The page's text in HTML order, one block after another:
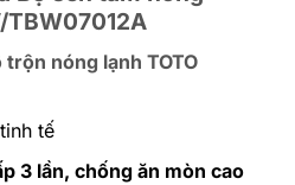
TBW07012A
nóng lạnh TOTO
tinh tế
3 lần, chống ăn mòn cao